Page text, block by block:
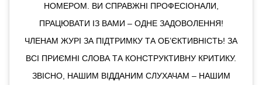
НОМЕРОМ. ВИ СПРАВЖНІ ПРОФЕСІОНАЛИ,
ПРАЦЮВАТИ ІЗ ВАМИ – ОДНЕ ЗАДОВОЛЕННЯ!
ЧЛЕНАМ ЖУРІ ЗА ПІДТРИМКУ ТА ОБ’ЄКТИВНІСТЬ! ЗА
ВСІ ПРИЄМНІ СЛОВА ТА КОНСТРУКТИВНУ КРИТИКУ.
ЗВІСНО, НАШИМ ВІДДАНИМ СЛУХАЧАМ – НАШИМ